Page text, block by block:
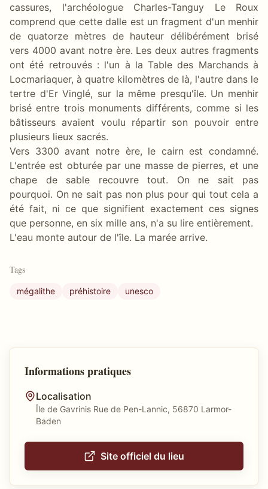
cassures, l'archéologue Charles-Tanguy Le Roux
comprend que cette dalle est un fragment d'un menhir
de quatorze mètres de hauteur délibérément brisé
vers 4000 avant notre ère. Les deux autres fragments
ont été retrouvés : l'un à la Table des Marchands à
Locmariaquer, à quatre kilomètres de là, l'autre dans le
tertre d'Er Vinglé, sur la même presqu'île. Un menhir
brisé entre trois monuments différents, comme si les
bâtisseurs avaient voulu répartir son pouvoir entre
plusieurs lieux sacrés.
Vers 3300 avant notre ère, le cairn est condamné.
L'entrée est obturée par une masse de pierres, et une
chape de sable recouvre tout. On ne sait pas
pourquoi. On ne sait pas non plus pour qui tout cela a
été fait, ni ce que signifient exactement ces signes
que personne, en six mille ans, n'a su lire entièrement.
L'eau monte autour de l'île. La marée arrive.
Tags
mégalithe préhistoire unesco
Informations pratiques
Localisation
Île de Gavrinis Rue de Pen-Lannic, 56870 Larmor-
Baden
Site officiel du lieu